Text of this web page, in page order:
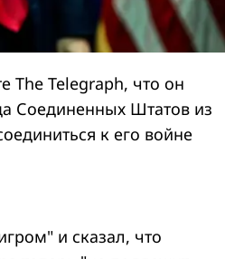
The Telegraph, что он
Соединенных Штатов из
к его войне
и сказал, что